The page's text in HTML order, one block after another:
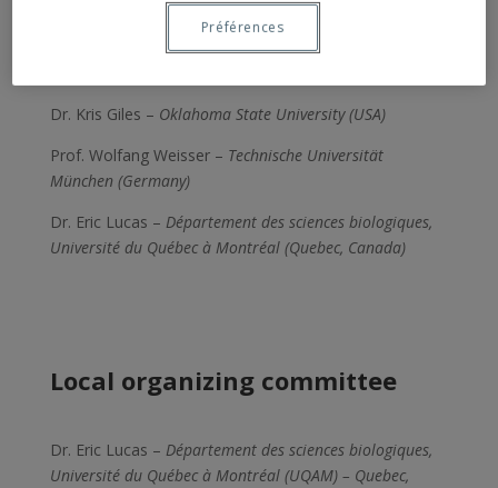
of Ecology of Aphidophaga Working Group
Dr. Nickolas G. Kavallieratos –Department of Crop
Dr. Kris Giles – Oklahoma State University (USA)
Prof. Wolfang Weisser – Technische Universität
München (Germany)
Dr. Eric Lucas – Département des sciences biologiques,
Université du Québec à Montréal (Quebec, Canada)
Local organizing committee
Dr. Eric Lucas – Département des sciences biologiques,
Université du Québec à Montréal (UQAM) – Quebec,
Préférences